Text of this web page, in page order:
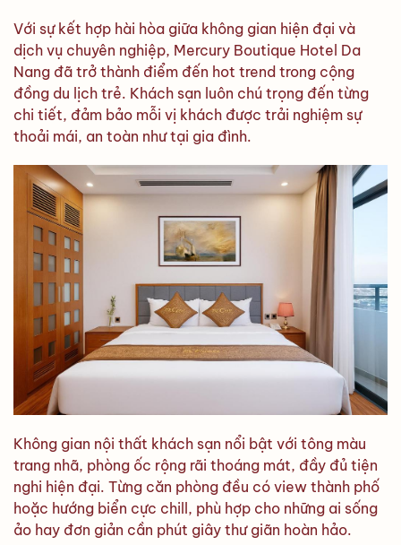
Với sự kết hợp hài hòa giữa không gian hiện đại và
dịch vụ chuyên nghiệp, Mercury Boutique Hotel Da
Nang đã trở thành điểm đến hot trend trong cộng
đồng du lịch trẻ. Khách sạn luôn chú trọng đến từng
chi tiết, đảm bảo mỗi vị khách được trải nghiệm sự
thoải mái, an toàn như tại gia đình.
Không gian nội thất khách sạn nổi bật với tông màu
trang nhã, phòng ốc rộng rãi thoáng mát, đầy đủ tiện
nghi hiện đại. Từng căn phòng đều có view thành phố
hoặc hướng biển cực chill, phù hợp cho những ai sống
ảo hay đơn giản cần phút giây thư giãn hoàn hảo.